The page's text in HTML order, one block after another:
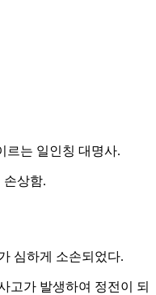
르는 일인칭 대명사.
손상함.
심하게 소손되었다.
고가 발생하여 정전이 되